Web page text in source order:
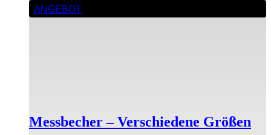
ANGEBOT
Messbecher – Verschiedene Größen